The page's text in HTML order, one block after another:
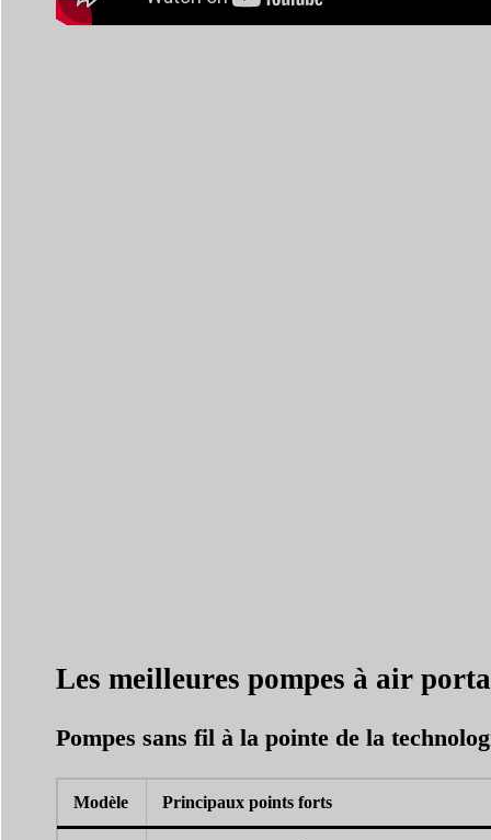
Les meilleures pompes à air
Pompes sans fil à la pointe de la
Modèle Principaux points forts